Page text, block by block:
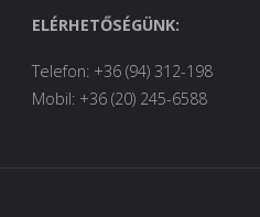
ELÉRHETŐSÉGÜNK:
Telefon: +36 (94) 312-198
Mobil: +36 (20) 245-6588